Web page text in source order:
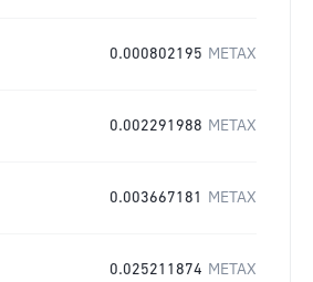
0.000802195 METAX
0.002291988 METAX
0.003667181 METAX
0.025211874 METAX